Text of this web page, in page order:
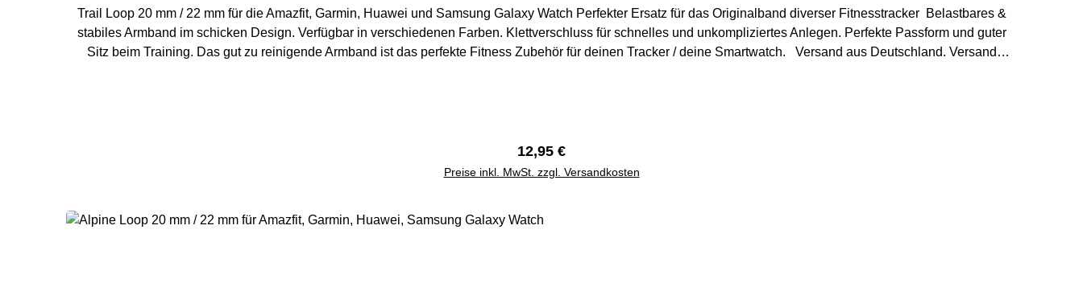
Trail Loop 20 mm / 22 mm für die Amazfit, Garmin, Huawei und Samsung Galaxy Watch Perfekter Ersatz für das Originalband diverser Fitnesstracker Belastbares &
stabiles Armband im schicken Design. Verfügbar in verschiedenen Farben. Klettverschluss für schnelles und unkompliziertes Anlegen. Perfekte Passform und guter
Sitz beim Training. Das gut zu reinigende Armband ist das perfekte Fitness Zubehör für deinen Tracker / deine Smartwatch. Versand aus Deutschland. Versand
Regulärer Preis:
12,95 €
Preise inkl. MwSt. zzgl. Versandkosten